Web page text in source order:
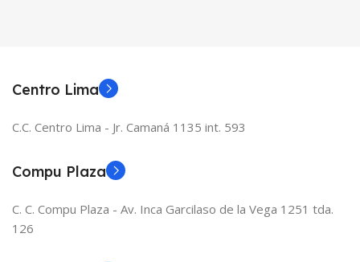
Centro Lima
C.C. Centro Lima - Jr. Camaná 1135 int. 593
Compu Plaza
C. C. Compu Plaza - Av. Inca Garcilaso de la Vega 1251 tda.
126